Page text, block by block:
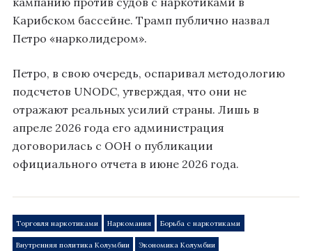
Карибском бассейне. Трамп публично назвал
Петро «нарколидером».
Петро, в свою очередь, оспаривал методологию
подсчетов UNODC, утверждая, что они не
отражают реальных усилий страны. Лишь в
апреле 2026 года его администрация
договорилась с ООН о публикации
официального отчета в июне 2026 года.
Торговля наркотиками Наркомания Борьба с наркотиками
Внутренняя политика Колумбии Экономика Колумбии